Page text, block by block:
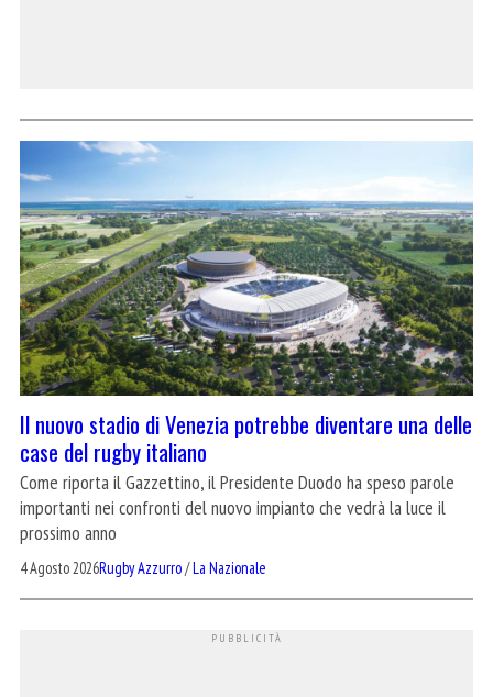
Il nuovo stadio di Venezia potrebbe diventare una delle
case del rugby italiano
Come riporta il Gazzettino, il Presidente Duodo ha speso parole
importanti nei confronti del nuovo impianto che vedrà la luce il
prossimo anno
4 Agosto 2026Rugby Azzurro/La Nazionale